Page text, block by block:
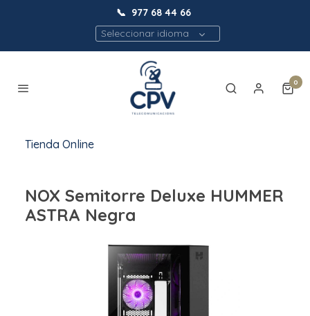
📞 977 68 44 66
Seleccionar idioma
0
Tienda Online
NOX Semitorre Deluxe HUMMER
ASTRA Negra